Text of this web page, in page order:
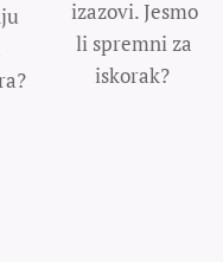
izazovi. Jesmo
li spremni za
iskorak?